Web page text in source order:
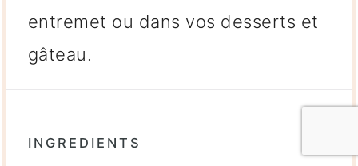
entremet ou dans vos desserts et
gâteau.
INGREDIENTS